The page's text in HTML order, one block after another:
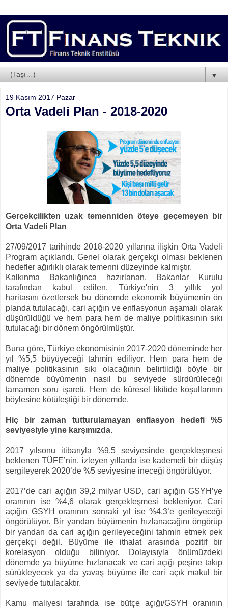
▼
19 Kasım 2017 Pazar
Orta Vadeli Plan - 2018-2020
Gerçekçilikten uzak temenniden öteye geçemeyen bir
Orta Vadeli Plan
27/09/2017 tarihinde 2018-2020 yıllarına ilişkin Orta Vadeli
Program açıklandı. Genel olarak gerçekçi olması beklenen
hedefler ağırlıklı olarak temenni düzeyinde kalmıştır.
Kalkınma Bakanlığınca hazırlanan, Bakanlar Kurulu
tarafından kabul edilen, Türkiye'nin 3 yıllık yol
haritasınıözetlersek bu dönemde ekonomik büyümenin ön
planda tutulacağı, cari açığın ve enflasyonun aşamalı olarak
düşürüldüğü ve hem para hem de maliye politikasının sıkı
tutulacağı bir dönem öngörülmüştür.
Buna göre, Türkiye ekonomisinin 2017-2020 döneminde her
yıl %5,5 büyüyeceği tahmin ediliyor. Hem para hem de
maliye politikasının sıkı olacağının belirtildiği böyle bir
dönemde büyümenin nasıl bu seviyede sürdürüleceği
tamamen soru işareti. Hem de küresel likitide koşullarının
böylesine kötüleştiği bir dönemde.
Hiç bir zaman tutturulamayan enflasyon hedefi %5
seviyesiyle yine karşımızda.
2017 yılsonu itibarıyla %9,5 seviyesinde gerçekleşmesi
beklenen TÜFE’nin, izleyen yıllarda ise kademeli bir düşüş
sergileyerek 2020’de %5 seviyesine ineceği öngörülüyor.
2017’de cari açığın 39,2 milyar USD, cari açığın GSYH’ye
oranının ise %4,6 olarak gerçekleşmesi bekleniyor. Cari
açığın GSYH oranının sonraki yıl ise %4,3’e gerileyeceği
öngörülüyor. Bir yandan büyümenin hızlanacağını öngörüp
bir yandan da cari açığın gerileyeceğini tahmin etmek pek
gerçekçi değil. Büyüme ile ithalat arasında pozitif bir
korelasyon olduğu biliniyor. Dolayısıyla önümüzdeki
dönemde ya büyüme hızlanacak ve cari açığı peşine takıp
sürükleyecek ya da yavaş büyüme ile cari açık makul bir
seviyede tutulacaktır.
Kamu maliyesi tarafında ise bütçe açığı/GSYH oranının